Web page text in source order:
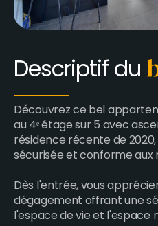
Descriptif du
Découvrez ce bel
au 4ᵉ étage sur 5 avec
résidence récente de
sécurisée et conforme aux
Dès l'entrée, vous
dégagement offrant une
l'espace de vie et l'espace